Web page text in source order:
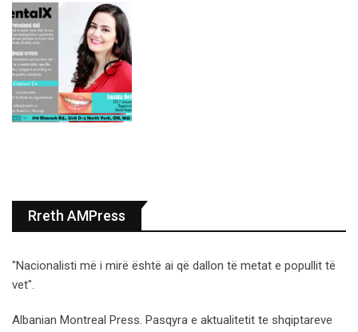
Rreth AMPress
"Nacionalisti më i mirë është ai që dallon të metat e popullit të
vet".
Albanian Montreal Press. Pasqyra e aktualitetit te shqiptareve